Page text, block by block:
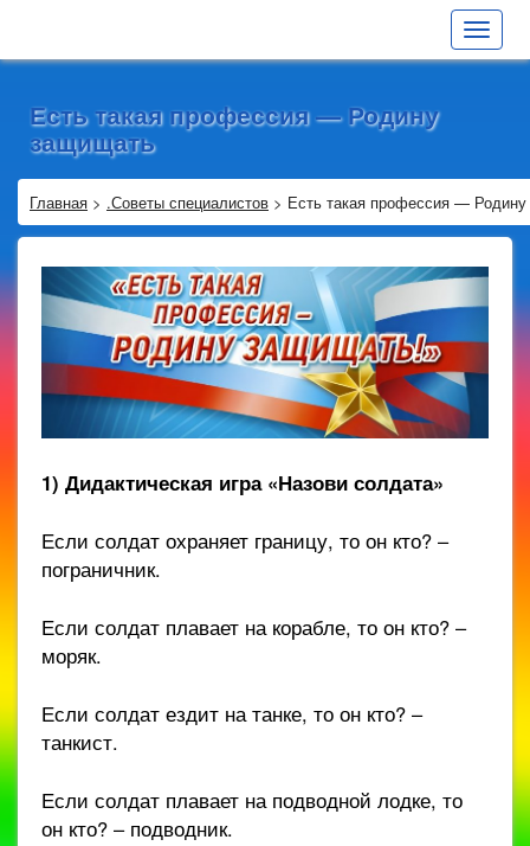
Toggle
Есть такая профессия — Родину
защищать
Главная > .Советы специалистов > Есть такая профессия —
1) Дидактическая игра «Назови солдата»
Если солдат охраняет границу, то он кто? –
пограничник.
Если солдат плавает на корабле, то он кто? –
моряк.
Если солдат ездит на танке, то он кто? –
танкист.
Если солдат плавает на подводной лодке, то
он кто? – подводник.